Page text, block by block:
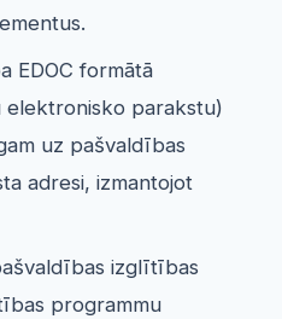
EDOC formātā
parakstu)
uz pašvaldības
adresi, izmantojot
izglītības
programmu